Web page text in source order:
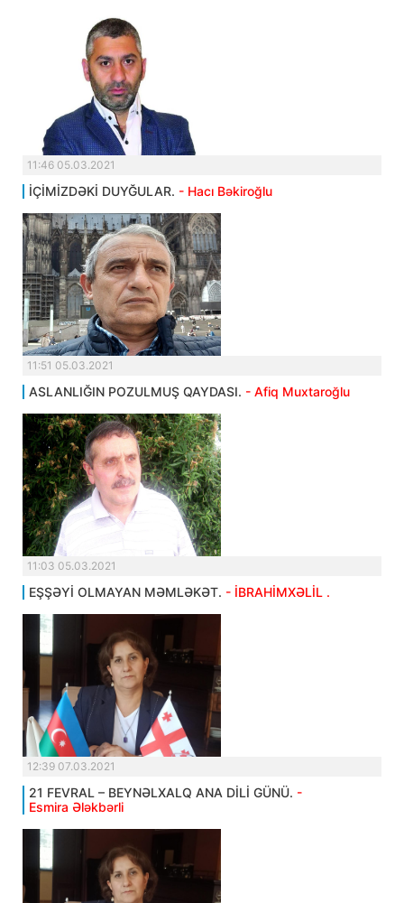
11:46 05.03.2021
İÇİMİZDƏKİ DUYĞULAR. - Hacı Bəkiroğlu
11:51 05.03.2021
ASLANLIĞIN POZULMUŞ QAYDASI. - Afiq Muxtaroğlu
11:03 05.03.2021
EŞŞƏYİ OLMAYAN MƏMLƏKƏT. - İBRAHİMXƏLİL .
12:39 07.03.2021
21 FEVRAL – BEYNƏLXALQ ANA DİLİ GÜNÜ. -
Esmira Ələkbərli